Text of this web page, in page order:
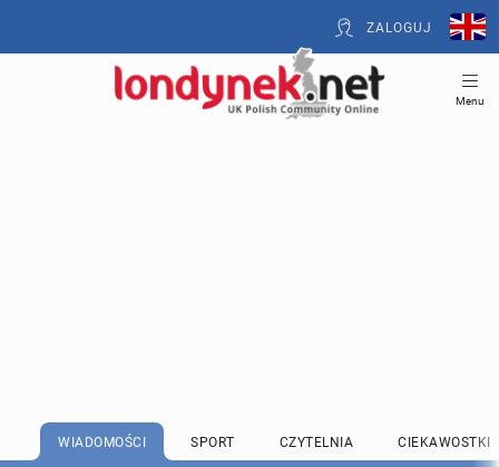
ZALOGUJ
Menu
WIADOMOŚCI SPORT CZYTELNIA CIEKAWOSTKI